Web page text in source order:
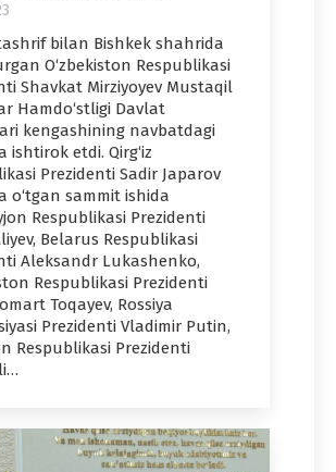
bilan Bishkek shahrida
O‘zbekiston Respublikasi
Shavkat Mirziyoyev Mustaqil
Hamdo‘stligi Davlat
kengashining navbatdagi
ishtirok etdi. Qirg‘iz
Prezidenti Sadir Japarov
o‘tgan sammit ishida
Respublikasi Prezidenti
Belarus Respublikasi
Aleksandr Lukashenko,
Respublikasi Prezidenti
Toqayev, Rossiya
Prezidenti Vladimir Putin,
Respublikasi Prezidenti